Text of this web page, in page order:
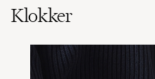
Klokker